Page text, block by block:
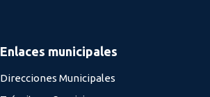
Enlaces municipales
Direcciones Municipales